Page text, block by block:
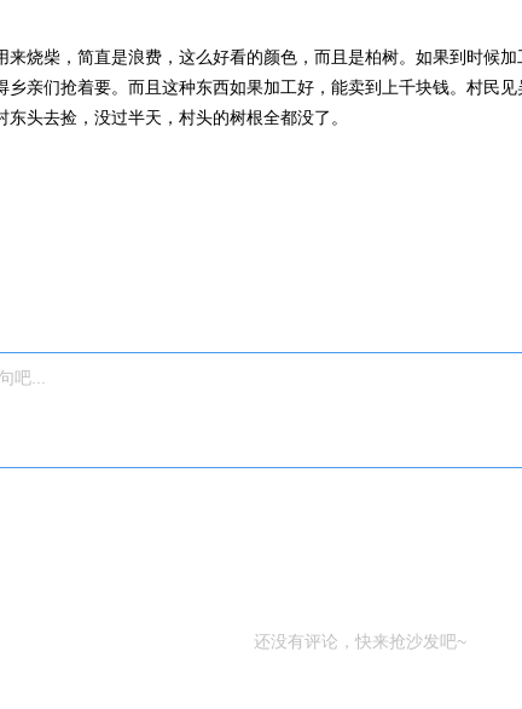
来烧柴，简直是浪费，这么好看的颜色，而且是柏树。如果到时候
乡亲们抢着要。而且这种东西如果加工好，能卖到上千块钱。村民
东头去捡，没过半天，村头的树根全都没了。
还没有评论，快来抢沙发吧~